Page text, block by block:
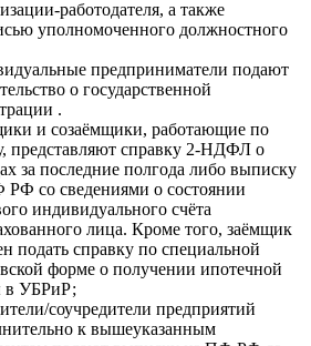
работодателя, а также
уполномоченного должностного
предприниматели подают
о государственной
.
и созаёмщики, работающие по
представляют справку 2-НДФЛ о
за последние полгода либо выписку
со сведениями о состоянии
индивидуального счёта
лица. Кроме того, заёмщик
подать справку по специальной
форме о получении ипотечной
в УБРиР;
соучредители предприятий
к вышеуказанным